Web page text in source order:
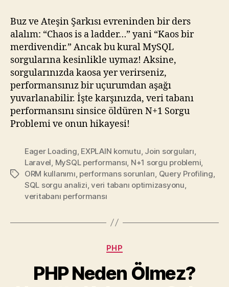
Buz ve Ateşin Şarkısı evreninden bir ders
alalım: “Chaos is a ladder…” yani “Kaos bir
merdivendir.” Ancak bu kural MySQL
sorgularına kesinlikle uymaz! Aksine,
sorgularınızda kaosa yer verirseniz,
performansınız bir uçurumdan aşağı
yuvarlanabilir. İşte karşınızda, veri tabanı
performansını sinsice öldüren N+1 Sorgu
Problemi ve onun hikayesi!
Etiketler
Eager Loading, EXPLAIN komutu, Join sorguları,
Laravel, MySQL performansı, N+1 sorgu problemi,
ORM kullanımı, performans sorunları, Query Profiling,
SQL sorgu analizi,veri tabanı optimizasyonu,
veritabanı performansı
Kategoriler
PHP
PHP Neden Ölmez?